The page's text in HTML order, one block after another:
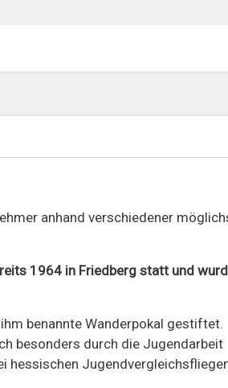
anhand verschiedener
1964 in Friedberg statt und
benannte Wanderpokal gestiftet.
besonders durch die Jugendarbeit
hessischen